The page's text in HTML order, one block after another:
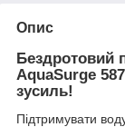
Опис
Бездротовий
AquaSurge
зусиль!
Підтримувати